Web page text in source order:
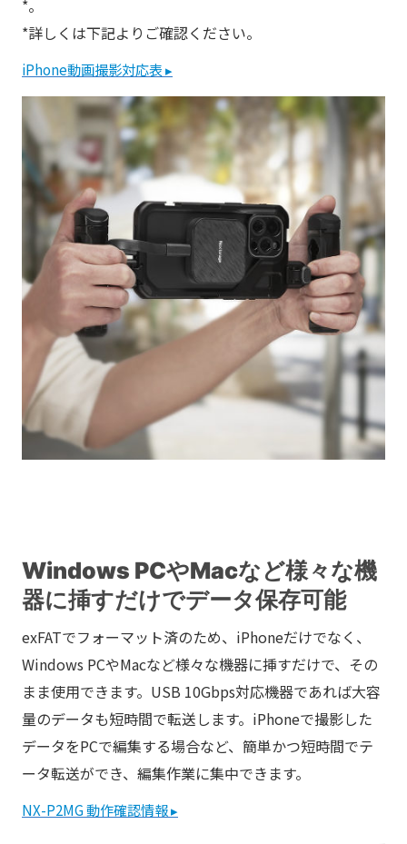
*。
*詳しくは下記よりご確認ください。
iPhone動画撮影対応表 ▸
Windows PCやMacなど様々な機
器に挿すだけでデータ保存可能
exFATでフォーマット済のため、iPhoneだけでなく、
Windows PCやMacなど様々な機器に挿すだけで、その
まま使用できます。USB 10Gbps対応機器であれば大容
量のデータも短時間で転送します。iPhoneで撮影した
データをPCで編集する場合など、簡単かつ短時間でテ
ータ転送ができ、編集作業に集中できます。
NX-P2MG 動作確認情報 ▸